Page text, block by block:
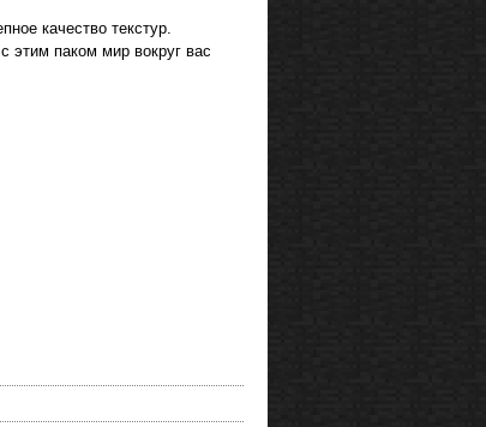
качество текстур.
этим паком мир вокруг вас